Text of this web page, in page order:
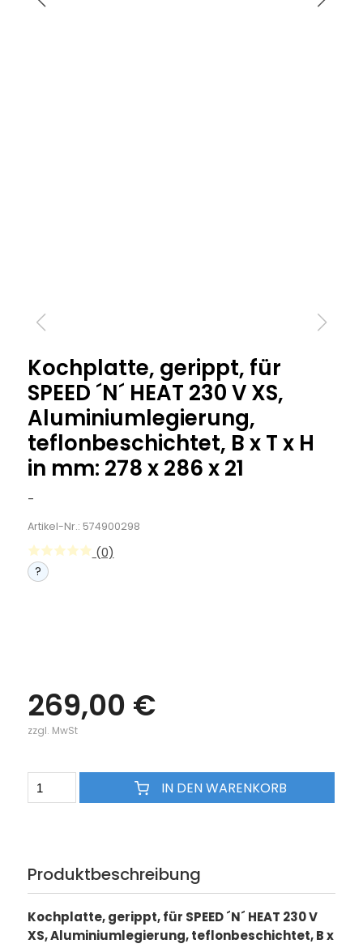
Kochplatte, gerippt, für
SPEED ´N´ HEAT 230 V XS,
Aluminiumlegierung,
teflonbeschichtet, B x T x H
in mm: 278 x 286 x 21
-
Artikel-Nr.: 574900298
(0)
?
269,00 €
zzgl. MwSt
IN DEN WARENKORB
Produktbeschreibung
Kochplatte, gerippt, für SPEED ´N´ HEAT 230 V
XS, Aluminiumlegierung, teflonbeschichtet, B x